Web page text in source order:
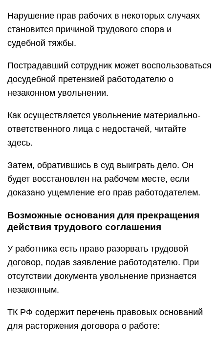
Нарушение прав рабочих в некоторых случаях
становится причиной трудового спора и
судебной тяжбы.
Пострадавший сотрудник может воспользоваться
досудебной претензией работодателю о
незаконном увольнении.
Как осуществляется увольнение материально-
ответственного лица с недостачей, читайте
здесь.
Затем, обратившись в суд выиграть дело. Он
будет восстановлен на рабочем месте, если
доказано ущемление его прав работодателем.
Возможные основания для прекращения
действия трудового соглашения
У работника есть право разорвать трудовой
договор, подав заявление работодателю. При
отсутствии документа увольнение признается
незаконным.
ТК РФ содержит перечень правовых оснований
для расторжения договора о работе: